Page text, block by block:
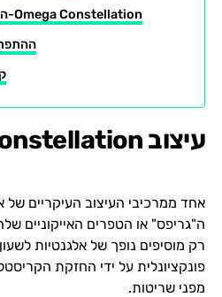
ההיסטוריה של ה-Omega Constellation
עיצוב Omega Constellation
אחד ממרכיבי העיצוב העיקריים של
ה"גריפס" או הטפרים האייקוניים
רק מוסיפים נופך של אלגנטיות
פונקציונלית על ידי החזקת
מפני שריטות.